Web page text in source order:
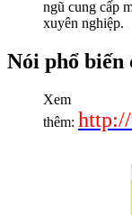
ngũ cung cấp
xuyên nghiệp.
Nói phổ biến
Xem
thêm: